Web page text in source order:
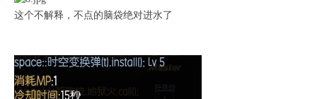
这个不解释，不点的脑袋绝对进水了